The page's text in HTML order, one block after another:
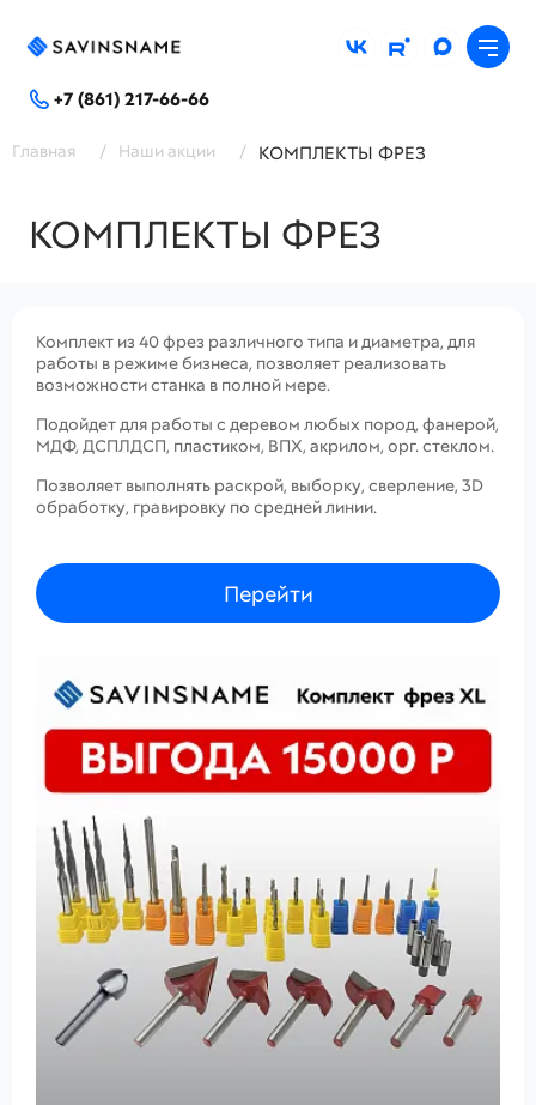
+7 (861) 217-66-66
Главная / Наши акции / КОМПЛЕКТЫ ФРЕЗ
КОМПЛЕКТЫ ФРЕЗ
Комплект из 40 фрез различного типа и диаметра, для
работы в режиме бизнеса, позволяет реализовать
возможности станка в полной мере.
Подойдет для работы с деревом любых пород, фанерой,
МДФ, ДСПЛДСП, пластиком, ВПХ, акрилом, орг. стеклом.
Позволяет выполнять раскрой, выборку, сверление, 3D
обработку, гравировку по средней линии.
Перейти